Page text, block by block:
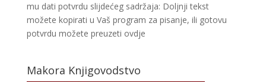
mu dati potvrdu slijdećeg sadržaja: Doljnji tekst
možete kopirati u Vaš program za pisanje, ili gotovu
potvrdu možete preuzeti ovdje
Makora Knjigovodstvo